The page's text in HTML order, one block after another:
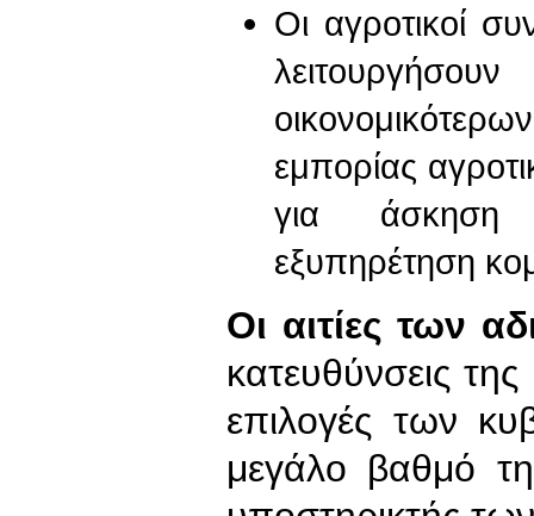
Οι αγροτικοί
εμπορίας
για άσκηση
εξυπηρέτηση
Οι αιτίες των
κατευθύνσεις
επιλογές των
μεγάλο βαθμό